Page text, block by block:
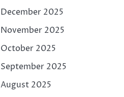
December 2025
November 2025
October 2025
September 2025
August 2025